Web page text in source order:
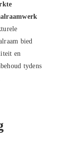
bied
en
tydens